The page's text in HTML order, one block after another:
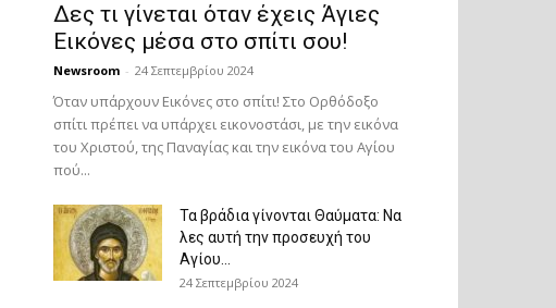
Δες τι γίνεται όταν έχεις Άγιες
Εικόνες μέσα στο σπίτι σου!
Newsroom - 24 Σεπτεμβρίου 2024
Όταν υπάρχουν Εικόνες στο σπίτι! Στο Ορθόδοξο
σπίτι πρέπει να υπάρχει εικονοστάσι, με την εικόνα
του Χριστού, της Παν­αγίας και την εικόνα του Αγίου
πού...
Τα βράδια γίνονται Θαύματα: Να
λες αυτή την προσευχή του
Αγίου...
24 Σεπτεμβρίου 2024